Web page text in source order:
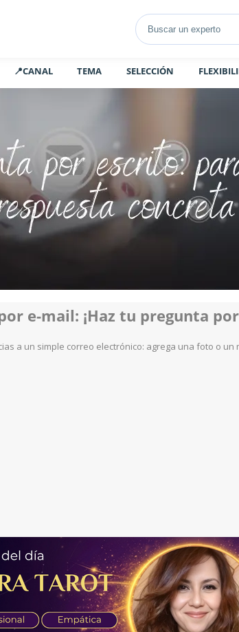
📍CANAL TEMA SELECCIÓN
e-mail: ¡Haz tu pregunta
a un simple correo electrónico: agrega una foto o